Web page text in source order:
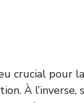
crucial pour
À l’inverse,